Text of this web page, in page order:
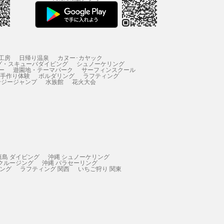
房 日帰り温泉 カヌー･カヤック
・スキューバダイビング シュノーケリング
遊園地・テーマパーク サーフィンスクール
作り体験 ボルダリング ラフティング
ージャンプ 水族館 花火大会
島 ダイビング 沖縄 シュノーケリング
ルージング 沖縄 パラセーリング
グ ラフティング 関西 いちご狩り 関東